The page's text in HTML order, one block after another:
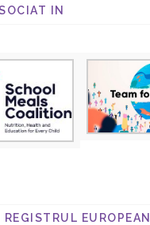
IN
EUROPEAN